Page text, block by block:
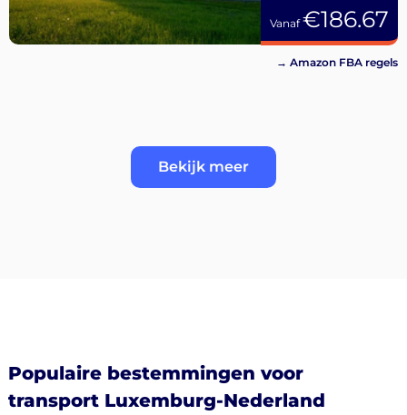
Vanaf€186.67
→ Amazon FBA regels
Bekijk meer
Populaire bestemmingen voor
transport Luxemburg-Nederland